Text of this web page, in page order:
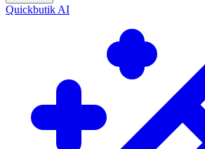
Quickbutik AI